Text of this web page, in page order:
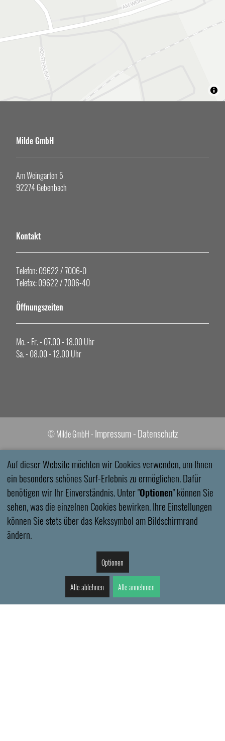
Milde GmbH
Am Weingarten 5
92274 Gebenbach
Kontakt
Telefon: 09622 / 7006-0
Telefax: 09622 / 7006-40
Öffnungszeiten
Mo. - Fr. - 07.00 - 18.00 Uhr
Sa. - 08.00 - 12.00 Uhr
©Milde GmbH - Impressum -Datenschutz
Auf dieser Website möchten wir Cookies verwenden, um Ihnen
ein besonders schönes Surf-Erlebnis zu ermöglichen. Dafür
benötigen wir Ihr Einverständnis. Unter "Optionen" können Sie
sehen, was die einzelnen Cookies bewirken. Ihre Einstellungen
können Sie stets über das Kekssymbol am Bildschirmrand
ändern.
Optionen
Alle ablehnen Alle annehmen